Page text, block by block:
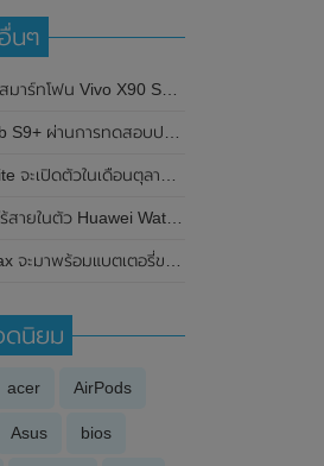
นๆ
ชั่นวางขายทั่วโลกอย่างเป็นทางการในเร็วๆนี้
มชิปเซ็ต Qualcomm Snapdragon 8 Gen 2 คาดเปิดตัวในเร็วๆนี้
ดตัวในเดือนตุลาคม 2020 นี้
ะเทศจีน มาพร้อมฟีเจอร์วัดอัตราการเต้นของหัวใจ และกันน้ำ IP54
ละชิปเซ็ต MediaTek Dimensity 1080 คาดอาจเปิดตัวในเดือนกุมภาพันธ์
ดนิยม
acer AirPods
Asus bios